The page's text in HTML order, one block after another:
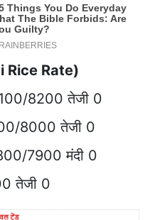
Rice Rate)
8200 तेजी 0
8000 तेजी 0
7900 मंदी 0
तेजी 0